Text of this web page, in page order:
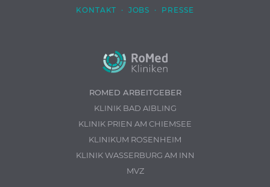
KONTAKT · JOBS · PRESSE
ROMED ARBEITGEBER
KLINIK BAD AIBLING
KLINIK PRIEN AM CHIEMSEE
KLINIKUM ROSENHEIM
KLINIK WASSERBURG AM INN
MVZ